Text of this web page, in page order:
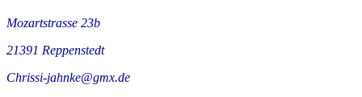
Mozartstrasse 23b
21391 Reppenstedt
Chrissi-jahnke@gmx.de